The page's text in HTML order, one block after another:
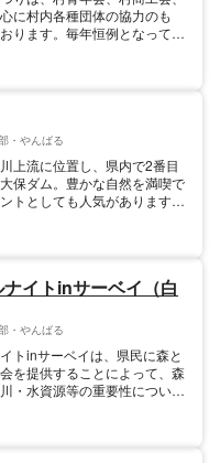
に村内各種団体の協力のも
ります。毎年恒例となってい
ただけると思います。
・やんばる
上流に位置し、県内で2番目
保ダム。豊かな自然を満喫で
トとしても人気があります。
ナイトinサーベイ（白
・やんばる
トinサーベイは、県民に森と
を提供することによって、森
・水資源等の重要性について